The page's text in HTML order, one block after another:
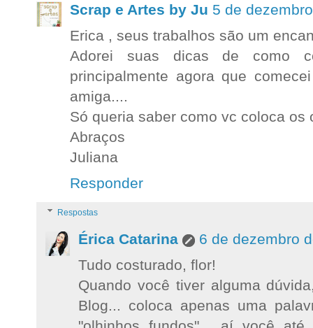
Scrap e Artes by Ju 5 de
Erica , seus trabalhos são um
Adorei suas dicas de como
principalmente agora que
amiga....
Só queria saber como vc coloca
Abraços
Juliana
Responder
Respostas
Érica Catarina
6 de dezembro
Tudo costurado, flor!
Quando você tiver alguma
Blog... coloca apenas uma